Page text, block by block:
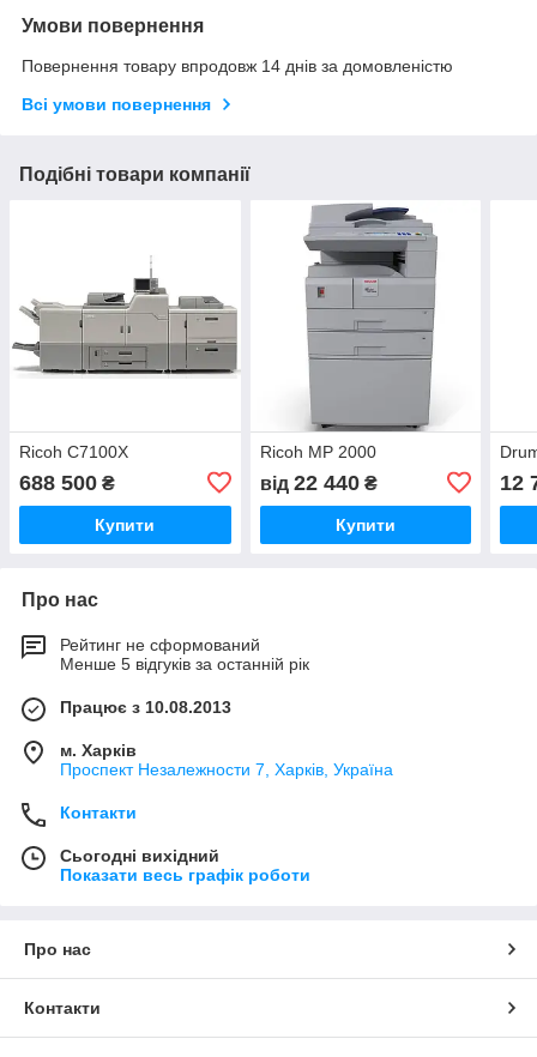
Умови повернення
Повернення товару впродовж 14 днів за домовленістю
Всі умови повернення
Подібні товари компанії
Ricoh C7100X
688 500 ₴
Купити
Ricoh MP 2000
від 22 440₴
Купити
12
Про нас
Рейтинг не сформований
Менше 5 відгуків за останній рік
Працює з 10.08.2013
м. Харків
Проспект Незалежности 7, Харків, Україна
Контакти
Сьогодні вихідний
Показати весь графік роботи
Про нас
Контакти